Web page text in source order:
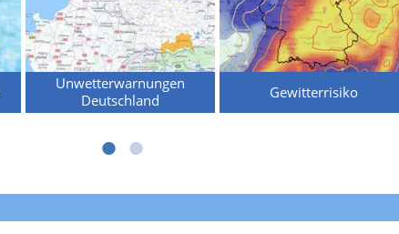
Unwetterwarnungen
Deutschland
Gewitterrisiko